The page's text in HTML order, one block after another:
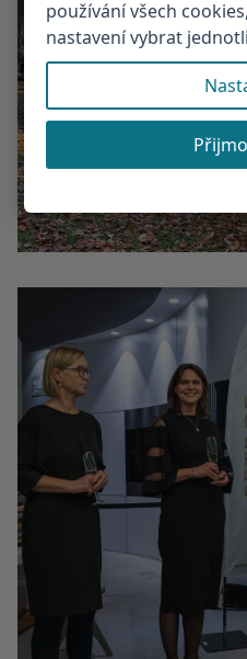
používání všech
nastavení vybrat